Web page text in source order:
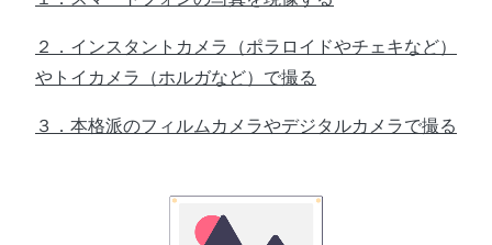
２．インスタントカメラ（ポラロイドやチェキなど）
やトイカメラ（ホルガなど）で撮る
３．本格派のフィルムカメラやデジタルカメラで撮る